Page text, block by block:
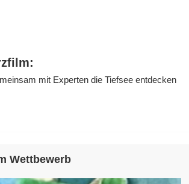
mit Experten die Tiefsee entdecken
Wettbewerb